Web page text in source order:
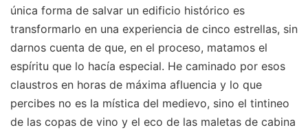
única forma de salvar un edificio histórico es
transformarlo en una experiencia de cinco estrellas, sin
darnos cuenta de que, en el proceso, matamos el
espíritu que lo hacía especial. He caminado por esos
claustros en horas de máxima afluencia y lo que
percibes no es la mística del medievo, sino el tintineo
de las copas de vino y el eco de las maletas de cabina